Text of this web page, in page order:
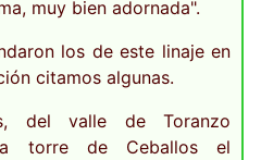
muy bien adornada".
los de este linaje en
citamos algunas.
del valle de Toranzo
torre de Ceballos el